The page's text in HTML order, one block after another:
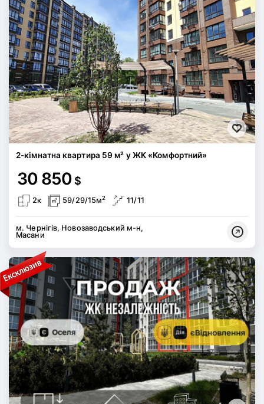
2-кімнатна квартира 59 м² у ЖК «Комфортний»
30 850 $
2к 59/29/15м2 11/11
м. Чернігів, Новозаводський м-н,
Масани